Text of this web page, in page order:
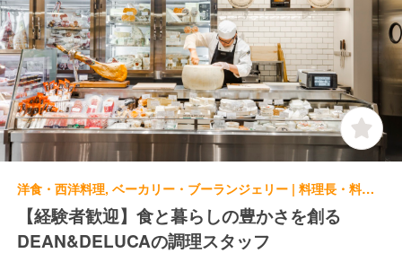
洋食・西洋料理, ベーカリー・ブーランジェリー | 料理長・料理長候補 | DEAN & DELUCA DEAN & DELUCA 有楽町
【経験者歓迎】食と暮らしの豊かさを創る
DEAN&DELUCAの調理スタッフ